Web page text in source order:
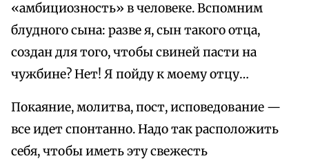
«амбициозность» в человеке. Вспомним
блудного сына: разве я, сын такого отца,
создан для того, чтобы свиней пасти на
чужбине? Нет! Я пойду к моему отцу…
Покаяние, молитва, пост, исповедование —
все идет спонтанно. Надо так расположить
себя, чтобы иметь эту свежесть